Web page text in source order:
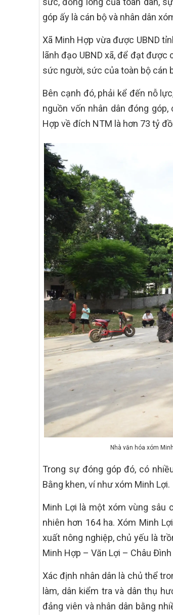
góp ấy là cán bộ và nhân dân
Xã Minh Hợp vừa được UBND
lãnh đạo UBND xã, để đạt
sức người, sức của toàn bộ cán
Bên cạnh đó, phải kể đến nỗ
nguồn vốn nhân dân đóng
Hợp về đích NTM là hơn 73 tỷ
Nhà văn hóa xóm
Trong sự đóng góp đó, có
Bằng khen, ví như xóm Minh Lợi.
Minh Lợi là một xóm vùng sâu
nhiên hơn 164 ha. Xóm Minh
xuất nông nghiệp, chủ yếu là
Minh Hợp – Văn Lợi – Châu
Xác định nhân dân là chủ thể
làm, dân kiểm tra và dân thụ
đảng viên và nhân dân bằng